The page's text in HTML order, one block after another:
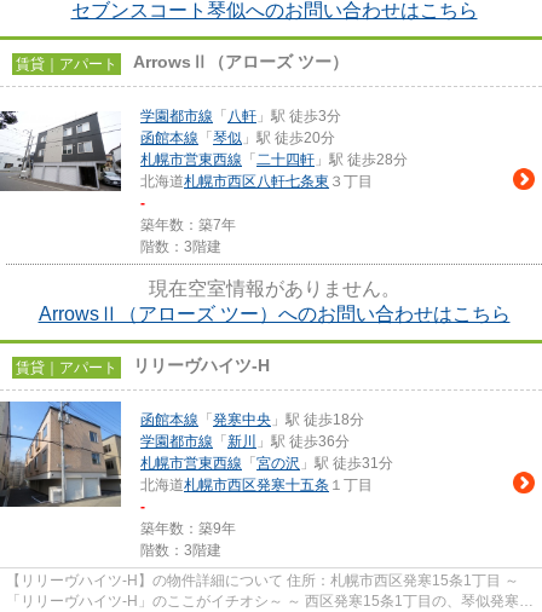
セブンスコート琴似へのお問い合わせはこちら
賃貸｜アパート ArrowsⅡ（アローズ ツー）
学園都市線 「 八軒 」駅 徒歩3分
函館本線 「 琴似 」駅 徒歩20分
札幌市営東西線 「 二十四軒 」駅 徒歩28分
北海道札幌市西区八軒七条東 ３丁目
-
築年数：築7年
階数：3階建
現在空室情報がありません。
ArrowsⅡ（アローズ ツー）へのお問い合わせはこちら
賃貸｜アパート リリーヴハイツ-H
函館本線 「 発寒中央 」駅 徒歩18分
学園都市線 「 新川
」駅 徒歩36分
札幌市営東西線 「 宮の沢 」駅 徒歩31分
北海道札幌市西区発寒十五条 １丁目
-
築年数：築9年
階数：3階建
【リリーヴハイツ-H】の物件詳細について 住所：札幌市西区発寒15条1丁目 ～
「リリーヴハイツ-H」のここがイチオシ～ ～ 西区発寒15条1丁目の、琴似発寒川